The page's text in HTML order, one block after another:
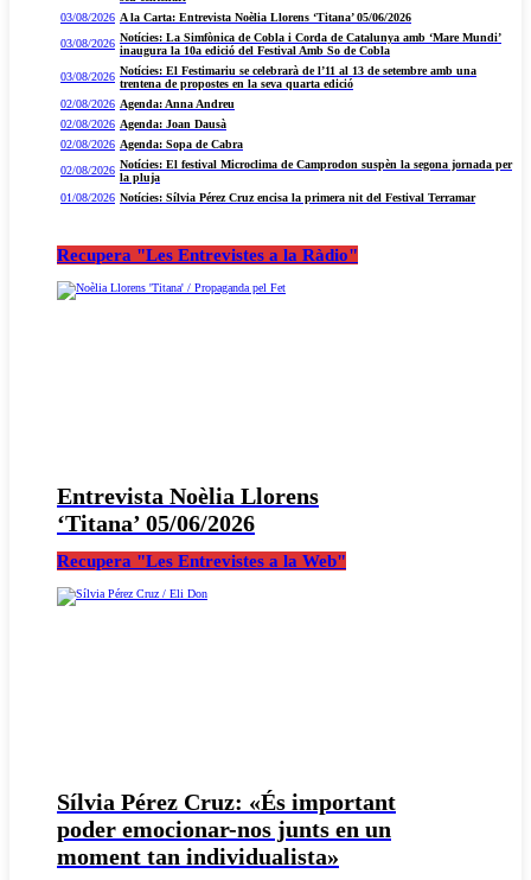
03/08/2026 A la Carta: Entrevista Noèlia Llorens ‘Titana’ 05/06/2026
03/08/2026 Notícies: La Simfònica de Cobla i Corda de Catalunya amb ‘Mare Mundi’
inaugura la 10a edició del Festival Amb So de Cobla
03/08/2026 Notícies: El Festimariu se celebrarà de l’11 al 13 de setembre amb una
trentena de propostes en la seva quarta edició
02/08/2026 Agenda: Anna Andreu
02/08/2026 Agenda: Joan Dausà
02/08/2026 Agenda: Sopa de Cabra
02/08/2026 Notícies: El festival Microclima de Camprodon suspèn la segona jornada per
la pluja
01/08/2026 Notícies: Sílvia Pérez Cruz encisa la primera nit del Festival Terramar
Recupera "Les Entrevistes a la Ràdio"
Entrevista Noèlia Llorens
‘Titana’ 05/06/2026
Recupera "Les Entrevistes a la Web"
Sílvia Pérez Cruz: «És important
poder emocionar-nos junts en un
moment tan individualista»